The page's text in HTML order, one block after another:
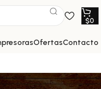
$0
ofertas contacto